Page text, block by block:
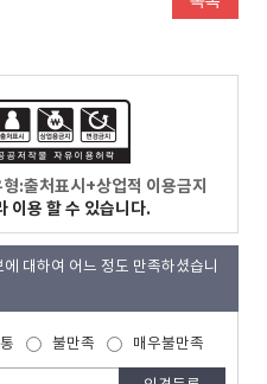
:출처표시+상업적 이용금지
이용 할 수 있습니다.
대하여 어느 정도 만족하셨습니
불만족 매우불만족